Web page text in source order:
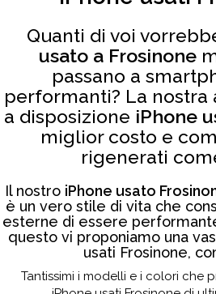
Quanti di voi
usato a Frosinone
passano a
performanti? La nostra
a disposizione iPhone
miglior costo e
rigenerati
Il nostro iPhone usato
è un vero stile di vita che
esterne di essere
questo vi proponiamo una
usati Frosinone,
Tantissimi i modelli e i colori che